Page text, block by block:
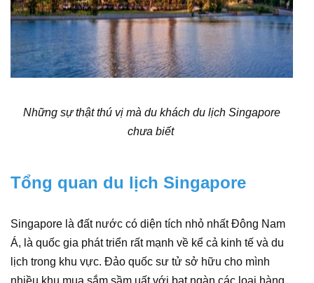
Những sự thật thú vị mà du khách du lịch Singapore
chưa biết
Tổng quan du lịch Singapore
Singapore là đất nước có diện tích nhỏ nhất Đông Nam
Á, là quốc gia phát triển rất mạnh về kể cả kinh tế và du
lịch trong khu vực. Đảo quốc sư tử sở hữu cho mình
nhiều khu mua sắm sầm uất với bạt ngàn các loại hàng